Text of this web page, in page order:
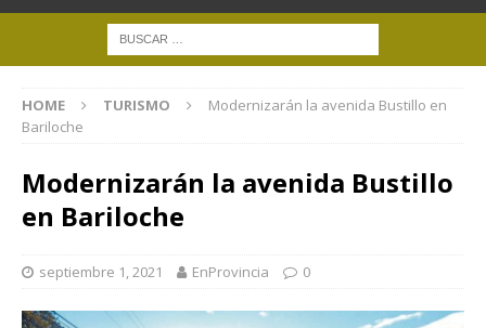
HOME TURISMO
Modernizarán la avenida Bustillo en
Bariloche
Modernizarán la avenida Bustillo
en Bariloche
septiembre 1, 2021 EnProvincia 0